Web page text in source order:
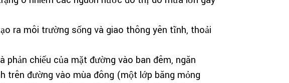
ra môi trường sống và giao thông yên tĩnh, thoải
chiếu của mặt đường vào ban đêm, ngăn
trên đường vào mùa đông (một lớp băng mỏng